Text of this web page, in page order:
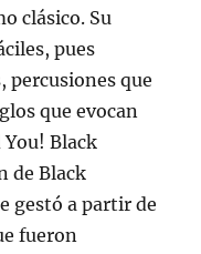
clásico. Su
pues
que
que evocan
You! Black
de Black
gestó a partir de
fueron